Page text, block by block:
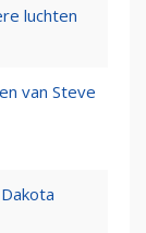
luchten
van Steve